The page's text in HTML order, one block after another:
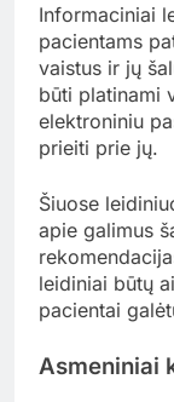
Informaciniai
pacientams
vaistus ir jų
būti platinami
elektroniniu
prieiti prie jų.
Šiuose
apie galimus
leidiniai būtų
pacientai
Asmeniniai